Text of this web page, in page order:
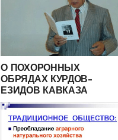
О ПОХОРОННЫХ
ОБРЯДАХ КУРДОВ-
ЕЗИДОВ КАВКАЗА